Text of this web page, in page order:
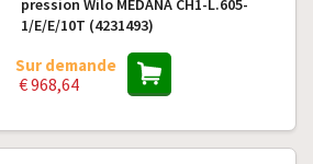
pression Wilo MEDANA CH1-L.605-
1/E/E/10T (4231493)
Sur demande
€ 968,64